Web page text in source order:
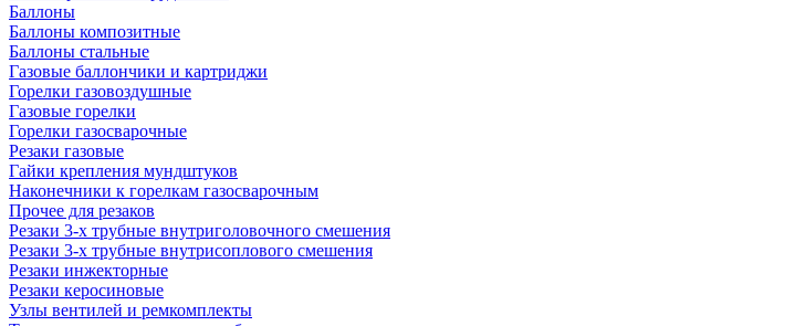
Баллоны
Баллоны композитные
Баллоны стальные
Газовые баллончики и картриджи
Горелки газовоздушные
Газовые горелки
Горелки газосварочные
Резаки газовые
Гайки крепления мундштуков
Наконечники к горелкам газосварочным
Прочее для резаков
Резаки 3-х трубные внутриголовочного смешения
Резаки 3-х трубные внутрисоплового смешения
Резаки инжекторные
Резаки керосиновые
Узлы вентилей и ремкомплекты